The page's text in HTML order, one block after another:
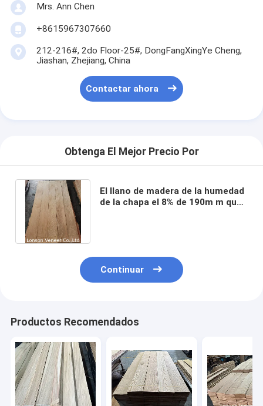
Mrs. Ann Chen
+8615967307660
212-216#, 2do Floor-25#, DongFangXingYe Cheng,
Jiashan, Zhejiang, China
Contactar ahora
Obtenga El Mejor Precio Por
El llano de madera de la humedad
de la chapa el 8% de 190m m que
Continuar
Productos Recomendados